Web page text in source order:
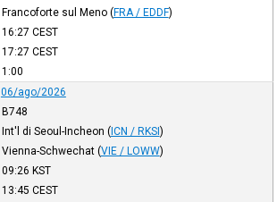
Francoforte sul Meno (FRA / EDDF)
16:27 CEST
17:27 CEST
1:00
06/ago/2026
B748
Int'l di Seoul-Incheon (ICN / RKSI)
Vienna-Schwechat (VIE / LOWW)
09:26 KST
13:45 CEST